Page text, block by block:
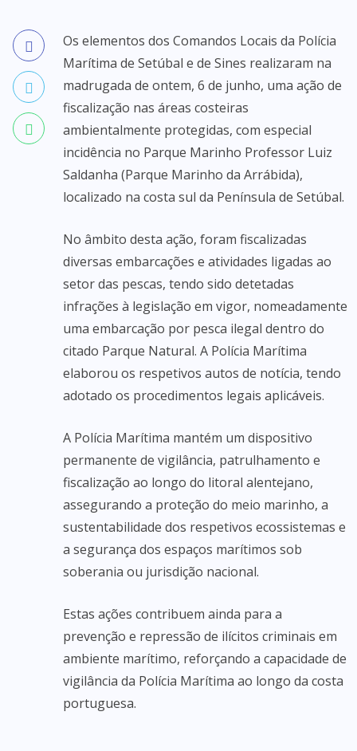
Os elementos dos Comandos Locais da Polícia
Marítima de Setúbal e de Sines realizaram na
madrugada de ontem, 6 de junho, uma ação de
fiscalização nas áreas costeiras
ambientalmente protegidas, com especial
incidência no Parque Marinho Professor Luiz
Saldanha (Parque Marinho da Arrábida),
localizado na costa sul da Península de Setúbal.
No âmbito desta ação, foram fiscalizadas
diversas embarcações e atividades ligadas ao
setor das pescas, tendo sido detetadas
infrações à legislação em vigor, nomeadamente
uma embarcação por pesca ilegal dentro do
citado Parque Natural. A Polícia Marítima
elaborou os respetivos autos de notícia, tendo
adotado os procedimentos legais aplicáveis.
A Polícia Marítima mantém um dispositivo
permanente de vigilância, patrulhamento e
fiscalização ao longo do litoral alentejano,
assegurando a proteção do meio marinho, a
sustentabilidade dos respetivos ecossistemas e
a segurança dos espaços marítimos sob
soberania ou jurisdição nacional.
Estas ações contribuem ainda para a
prevenção e repressão de ilícitos criminais em
ambiente marítimo, reforçando a capacidade de
vigilância da Polícia Marítima ao longo da costa
portuguesa.